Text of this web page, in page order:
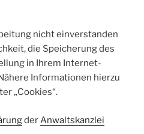
nicht einverstanden
die Speicherung des
in Ihrem Internet-
Informationen hierzu
„Cookies“.
derAnwaltskanzlei